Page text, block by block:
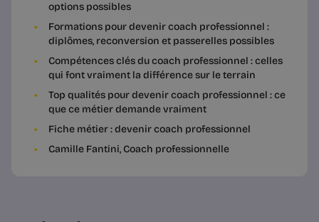
options possibles
Formations pour devenir coach professionnel :
diplômes, reconversion et passerelles possibles
Compétences clés du coach professionnel : celles
qui font vraiment la différence sur le terrain
Top qualités pour devenir coach professionnel : ce
que ce métier demande vraiment
Fiche métier : devenir coach professionnel
Camille Fantini, Coach professionnelle